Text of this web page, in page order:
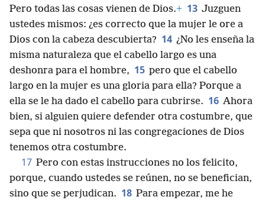
Pero todas las cosas vienen de Dios.+ 13 Juzguen
ustedes mismos: ¿es correcto que la mujer le ore a
Dios con la cabeza descubierta? 14 ¿No les enseña la
misma naturaleza que el cabello largo es una
deshonra para el hombre, 15 pero que el cabello
largo en la mujer es una gloria para ella? Porque a
ella se le ha dado el cabello para cubrirse. 16 Ahora
bien, si alguien quiere defender otra costumbre, que
sepa que ni nosotros ni las congregaciones de Dios
tenemos otra costumbre.
17 Pero con estas instrucciones no los felicito,
porque, cuando ustedes se reúnen, no se benefician,
sino que se perjudican. 18 Para empezar, me he